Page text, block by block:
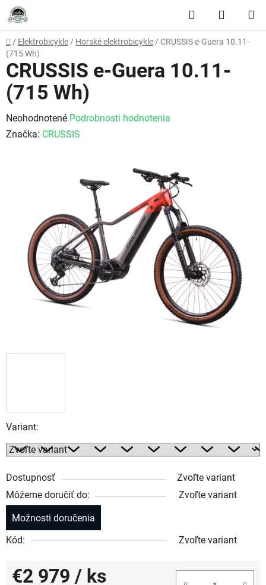
Prejsť na obsah Hľadať
Domov
/ Elektrobicykle / Horské elektrobicykle / CRUSSIS e-Guera 10.11-
(715 Wh)
Variant:
Dostupnosť
Zvoľte variant
Môžeme doručiť do:
Zvoľte variant
Možnosti doručenia
Kód:
Zvoľte variant
€2 979 / ks
CRUSSIS e-Guera 10.11-
(715 Wh)
Priemerné hodnotenie produktu je 0,0 z 5 hviezdičiek.
Neohodnotené Podrobnosti hodnotenia
Značka: CRUSSIS